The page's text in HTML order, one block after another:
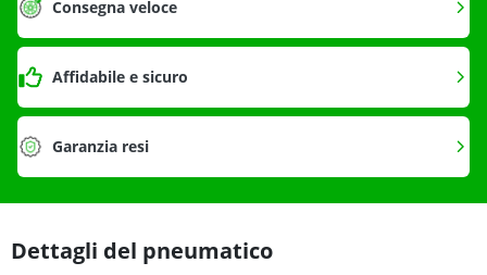
Consegna veloce
Affidabile e sicuro
Garanzia resi
Dettagli del pneumatico